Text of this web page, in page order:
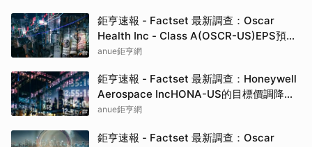
鉅亨速報 - Factset 最新調查：Oscar
Health Inc - Class A(OSCR-US)EPS預估
上修至1.13元，預估目標價為25.00元
anue鉅亨網
鉅亨速報 - Factset 最新調查：Honeywell
Aerospace IncHONA-US的目標價調降至
235元，幅度約6%
anue鉅亨網
鉅亨速報 - Factset 最新調查：Oscar